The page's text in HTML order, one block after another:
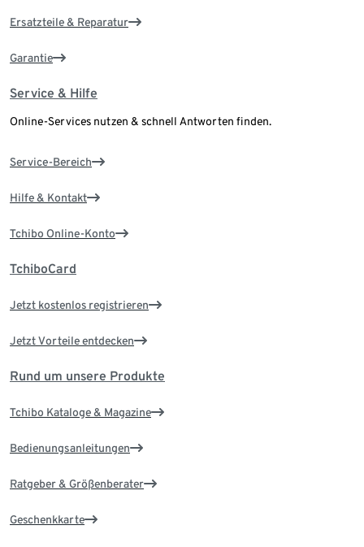
Ersatzteile & Reparatur
Garantie
Service & Hilfe
Online-Services nutzen & schnell Antworten finden.
Service-Bereich
Hilfe & Kontakt
Tchibo Online-Konto
TchiboCard
Jetzt kostenlos registrieren
Jetzt Vorteile entdecken
Rund um unsere Produkte
Tchibo Kataloge & Magazine
Bedienungsanleitungen
Ratgeber & Größenberater
Geschenkkarte